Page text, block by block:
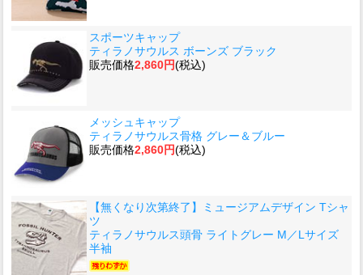
スポーツキャップ
ティラノサウルス ボーンズ ブラック
販売価格2,860円(税込)
メッシュキャップ
ティラノサウルス骨格 グレー＆ブルー
販売価格2,860円(税込)
【無くなり次第終了】ミュージアムデザイン Tシャ
ツ
ティラノサウルス頭骨 ライトグレー M／Lサイズ
半袖